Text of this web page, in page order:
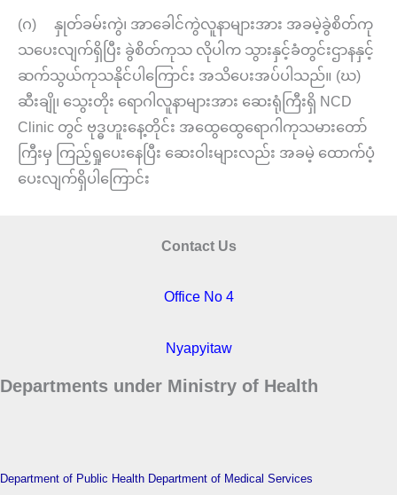
(ဂ) နှုတ်ခမ်းကွဲ၊ အာခေါင်ကွဲလူနာများအား အခမဲ့ခွဲစိတ်ကု
သပေးလျက်ရှိပြီး ခွဲစိတ်ကုသ လိုပါက သွားနှင့်ခံတွင်းဌာနနှင့်
ဆက်သွယ်ကုသနိုင်ပါကြောင်း အသိပေးအပ်ပါသည်။ (ဃ)
ဆီးချို၊ သွေးတိုး ရောဂါလူနာများအား ဆေးရုံကြီးရှိ NCD
Clinic တွင် ဗုဒ္ဓဟူးနေ့တိုင်း အထွေထွေရောဂါကုသမားတော်
ကြီးမှ ကြည့်ရှုပေးနေပြီး ဆေးဝါးများလည်း အခမဲ့ ထောက်ပံ့
ပေးလျက်ရှိပါကြောင်း
Contact Us
Office No 4
Nyapyitaw
Departments under Ministry of Health
Department of Public Health Department of Medical Services